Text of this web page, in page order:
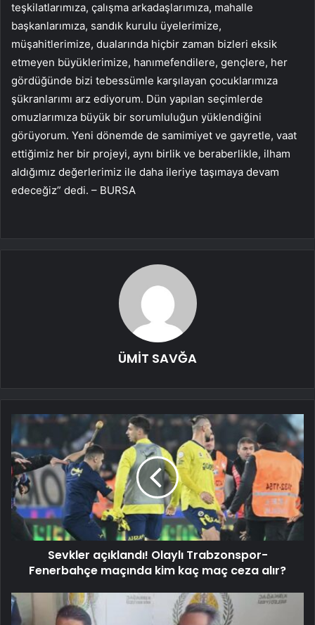
teşkilatlarımıza, çalışma arkadaşlarımıza, mahalle
başkanlarımıza, sandık kurulu üyelerimize,
müşahitlerimize, dualarında hiçbir zaman bizleri eksik
etmeyen büyüklerimize, hanımefendilere, gençlere, her
gördüğünde bizi tebessümle karşılayan çocuklarımıza
şükranlarımı arz ediyorum. Dün yapılan seçimlerde
omuzlarımıza büyük bir sorumluluğun yüklendiğini
görüyorum. Yeni dönemde de samimiyet ve gayretle, vaat
ettiğimiz her bir projeyi, aynı birlik ve beraberlikle, ilham
aldığımız değerlerimiz ile daha ileriye taşımaya devam
edeceğiz” dedi. – BURSA
ÜMİT SAVĞA
Sevkler açıklandı! Olaylı Trabzonspor-
Fenerbahçe maçında kim kaç maç ceza alır?